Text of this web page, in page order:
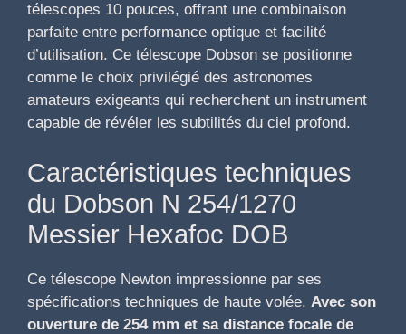
télescopes 10 pouces, offrant une combinaison
parfaite entre performance optique et facilité
d’utilisation. Ce télescope Dobson se positionne
comme le choix privilégié des astronomes
amateurs exigeants qui recherchent un instrument
capable de révéler les subtilités du ciel profond.
Caractéristiques techniques
du Dobson N 254/1270
Messier Hexafoc DOB
Ce télescope Newton impressionne par ses
spécifications techniques de haute volée. Avec son
ouverture de 254 mm et sa distance focale de